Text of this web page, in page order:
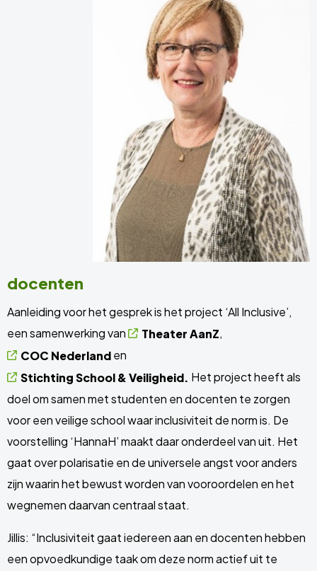
docenten
Aanleiding voor het gesprek is het project ‘All Inclusive’,
een samenwerking van
Theater AanZ,
COC Nederlanden
Stichting School & Veiligheid. Het project heeft als
doel om samen met studenten en docenten te zorgen
voor een veilige school waar inclusiviteit de norm is. De
voorstelling ‘HannaH’ maakt daar onderdeel van uit. Het
gaat over polarisatie en de universele angst voor anders
zijn waarin het bewust worden van vooroordelen en het
wegnemen daarvan centraal staat.
Jillis: “Inclusiviteit gaat iedereen aan en docenten hebben
een opvoedkundige taak om deze norm actief uit te